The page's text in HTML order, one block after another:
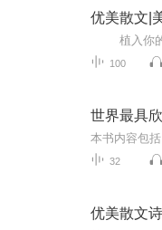
优美散文|
100
世界最具
32
优美散文